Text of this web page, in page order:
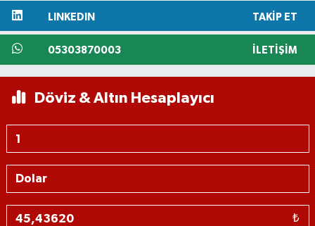
LINKEDIN TAKIP ET
05303870003 İLETIŞIM
Döviz & Altın Hesaplayıcı
₺